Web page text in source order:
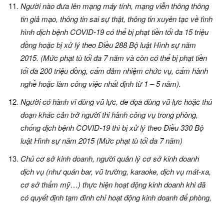
Người nào đưa lên mạng máy tính, mạng viễn thông thông
tin giả mạo, thông tin sai sự thật, thông tin xuyên tạc về tình
hình dịch bệnh COVID-19 có thể bị phạt tiền tối đa 15 triệu
đồng hoặc bị xử lý theo Điều 288 Bộ luật Hình sự năm
2015. (Mức phạt tù tối đa 7 năm và còn có thể bị phạt tiền
tối đa 200 triệu đồng, cấm đảm nhiệm chức vụ, cấm hành
nghề hoặc làm công việc nhất định từ 1 – 5 năm).
Người có hành vi dùng vũ lực, đe dọa dùng vũ lực hoặc thủ
đoạn khác cản trở người thi hành công vụ trong phòng,
chống dịch bệnh COVID-19 thì bị xử lý theo Điều 330 Bộ
luật Hình sự năm 2015 (Mức phạt tù tối đa 7 năm)
Chủ cơ sở kinh doanh, người quản lý cơ sở kinh doanh
dịch vụ (như quán bar, vũ trường, karaoke, dịch vụ mát-xa,
cơ sở thẩm mỹ…) thực hiện hoạt động kinh doanh khi đã
có quyết định tạm đình chỉ hoạt động kinh doanh để phòng,